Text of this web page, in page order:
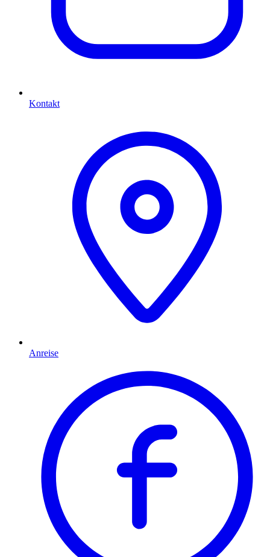
Kontakt
Anreise